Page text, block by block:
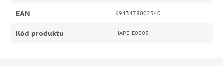
EAN 6943478002340
Kód produktu HAPE_E0305